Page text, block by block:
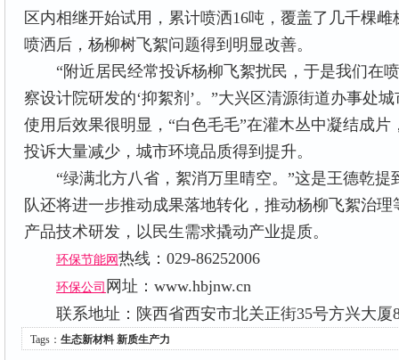
区内相继开始试用，累计喷洒16吨，覆盖了几千棵
喷洒后，杨柳树飞絮问题得到明显改善。
“附近居民经常投诉杨柳飞絮扰民，于是我们在
察设计院研发的‘抑絮剂’。”大兴区清源街道办事处
使用后效果很明显，“白色毛毛”在灌木丛中凝结成
投诉大量减少，城市环境品质得到提升。
“绿满北方八省，絮消万里晴空。”这是王德乾提
队还将进一步推动成果落地转化，推动杨柳飞絮治
产品技术研发，以民生需求撬动产业提质。
环保节能网 热线：029-86252006
环保公司 网址：www.hbjnw.cn
联系地址：陕西省西安市北关正街35号方兴大厦
Tags： 生态新材料 新质生产力